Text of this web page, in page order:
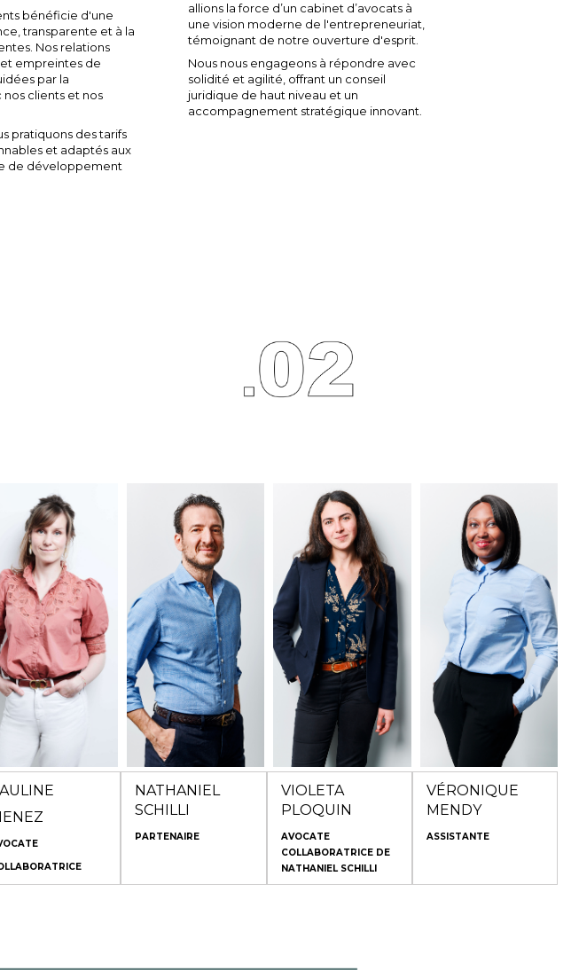
bénéficie d'une
transparente et à la
Nos relations
empreintes de
par la
clients et nos
pratiquons des tarifs
et adaptés aux
de développement
allions la force d’un cabinet d’avocats à
une vision moderne de l'entrepreneuriat,
témoignant de notre ouverture d'esprit.
Nous nous engageons à répondre avec
solidité et agilité, offrant un conseil
juridique de haut niveau et un
accompagnement stratégique innovant.
Avocate au Barreau de
Paris depuis 2021, elle
a rejoint le cabinet
Claire Prugnier
en 2025. Après une
expérience
maison d'édition
elle a exercé
un
spécialisé en
intellectuelle, droit de
la presse et marché de
où elle a
développé une solide
du
NATHANIEL SCHILLI,
avocat au Barreau de
Paris depuis 2012 et
partenaire du cabinet
Claire Prugnier
Avocats depuis 2020.
Fort d’une expertise en
droit social, en droit
des affaires ainsi qu’en
contentieux civil et
commercial, il a acquis
une expérience
précieuse au sein de
plusieurs cabinets
parisiens de renom.
VIOLETA PLOQUIN,
avocate au Barreau de
Paris depuis 2023. Elle
a rejoint Nathaniel
Schilli au début de
l’année 2024, après
une première
expérience au sein
d’un cabinet parisien
de droit de la propriété
intellectuelle et de
droit des affaires.
NATHANIEL
SCHILLI
PARTENAIRE
VIOLETA
PLOQUIN
AVOCATE
COLLABORATRICE DE
NATHANIEL SCHILLI
VÉRONIQUE
MENDY
ASSISTANTE